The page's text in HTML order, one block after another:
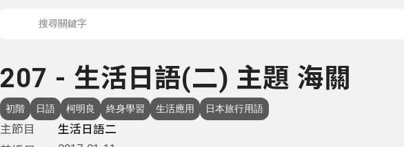
207 - 生活日語(二) 主題 海關
初階 日語 柯明良 終身學習 生活應用 日本旅行用語
主節目
生活日語二